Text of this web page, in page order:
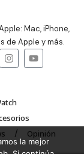
Mac, iPhone,
de Apple y más.
Opinión
la mejor